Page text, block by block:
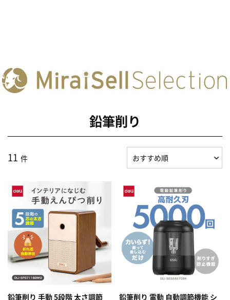
鉛筆削り
11 件
鉛筆削り 手動 5段階 太さ調節
鉛筆削り 電動 自動調節機能 シ